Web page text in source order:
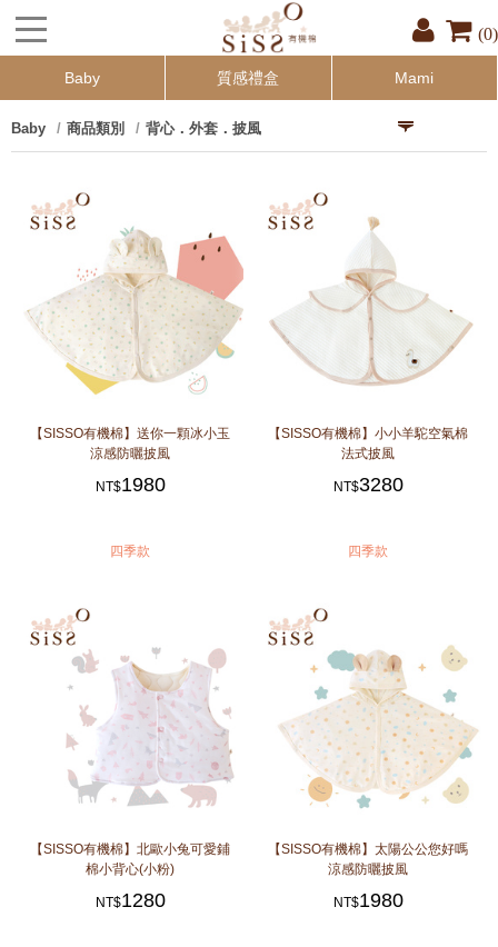
(0)
Baby 質感禮盒 Mami
Baby 商品類別 背心．外套．披風
【SISSO有機棉】送你一顆冰小玉
涼感防曬披風
NT$1980
四季款
【SISSO有機棉】小小羊駝空氣棉
法式披風
NT$3280
四季款
【SISSO有機棉】北歐小兔可愛鋪
棉小背心(小粉)
NT$1280
【SISSO有機棉】太陽公公您好嗎
涼感防曬披風
NT$1980